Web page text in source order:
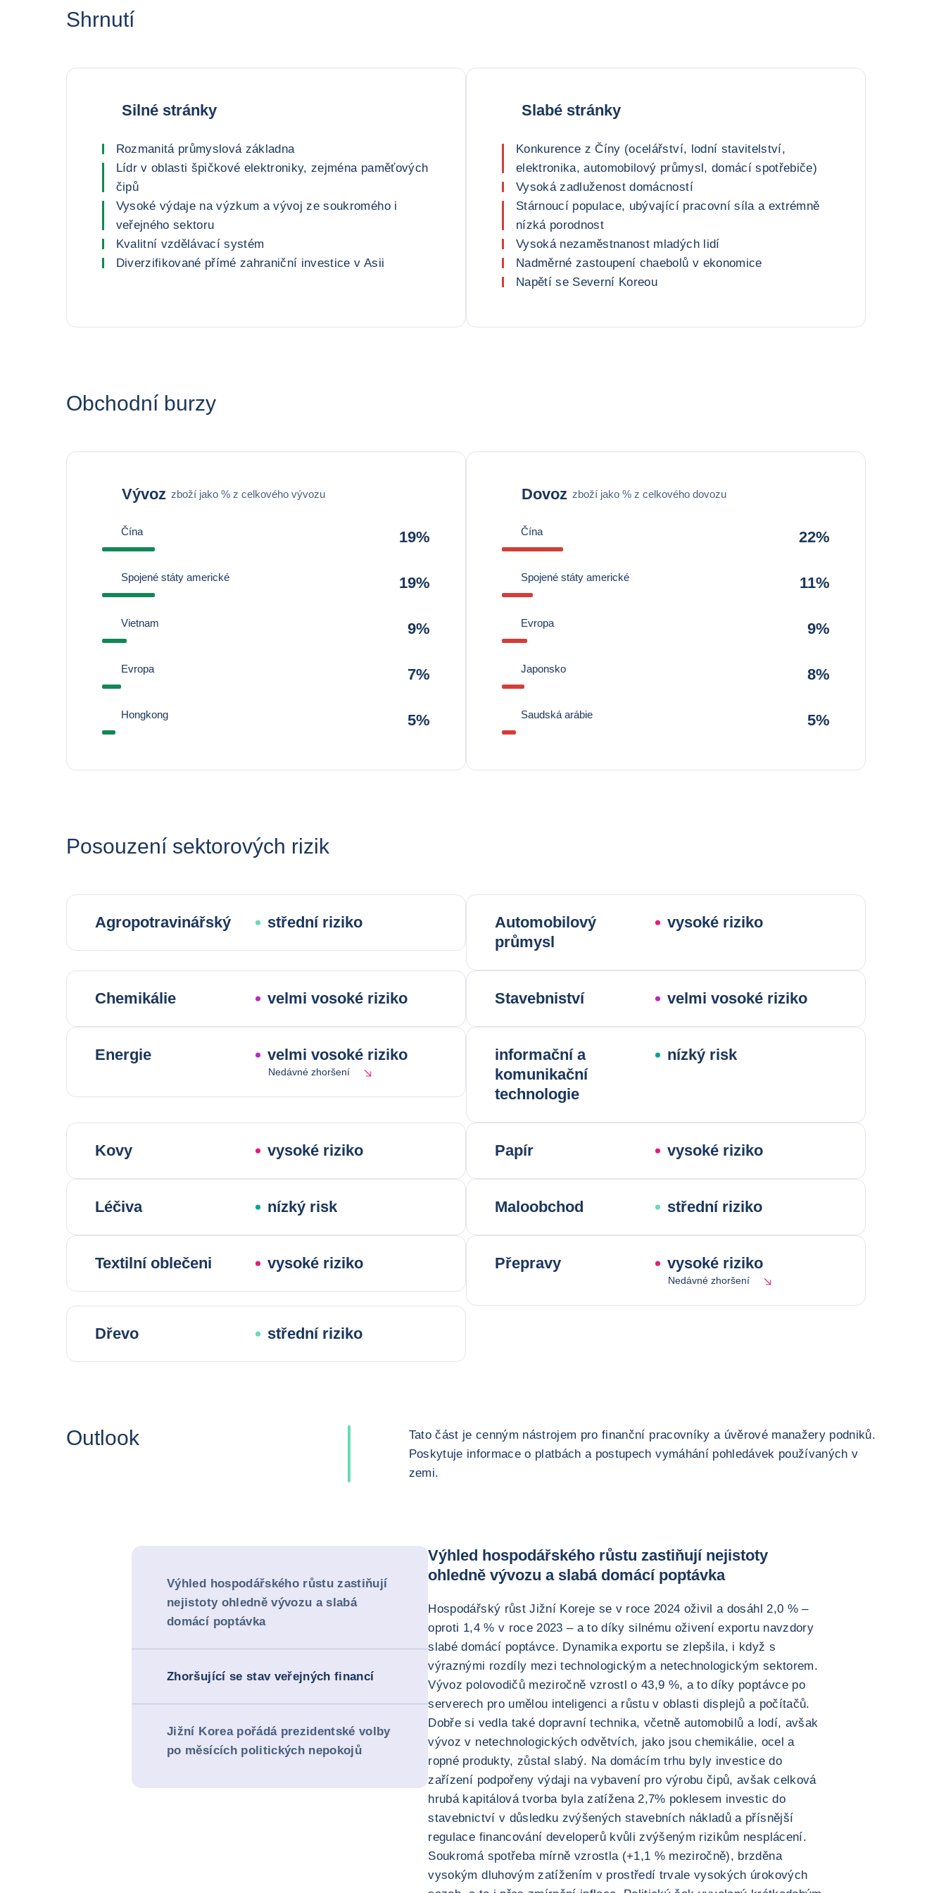
Shrnutí
Silné stránky
Rozmanitá průmyslová základna
Lídr v oblasti špičkové elektroniky, zejména paměťových
čipů
Vysoké výdaje na výzkum a vývoj ze soukromého i
veřejného sektoru
Kvalitní vzdělávací systém
Diverzifikované přímé zahraniční investice v Asii
Slabé stránky
Konkurence z Číny (ocelářství, lodní stavitelství,
elektronika, automobilový průmysl, domácí spotřebiče)
Vysoká zadluženost domácností
Stárnoucí populace, ubývající pracovní síla a extrémně
nízká porodnost
Vysoká nezaměstnanost mladých lidí
Nadměrné zastoupení chaebolů v ekonomice
Napětí se Severní Koreou
Obchodní burzy
Vývoz zboží jako % z celkového vývozu
Čína 19%
Spojené státy americké 19%
Vietnam 9%
Evropa 7%
Hongkong 5%
Dovoz zboží jako % z celkového dovozu
Čína 22%
Spojené státy americké 11%
Evropa 9%
Japonsko 8%
Saudská arábie 5%
Posouzení sektorových rizik
Agropotravinářský střední riziko
Automobilový
průmysl
vysoké riziko
Chemikálie velmi vosoké riziko Stavebniství velmi vosoké riziko
Energie velmi vosoké riziko
Nedávné zhoršení
informační a
komunikační
technologie
nízký risk
Kovy vysoké riziko Papír vysoké riziko
Léčiva nízký risk Maloobchod střední riziko
Textilní oblečeni vysoké riziko Přepravy vysoké riziko
Nedávné zhoršení
Dřevo střední riziko
Outlook
Tato část je cenným nástrojem pro finanční pracovníky a úvěrové manažery podniků.
Poskytuje informace o platbách a postupech vymáhání pohledávek používaných v
zemi.
Výhled hospodářského růstu zastiňují
nejistoty ohledně vývozu a slabá
domácí poptávka
Zhoršující se stav veřejných financí
Jižní Korea pořádá prezidentské volby
po měsících politických nepokojů
Výhled hospodářského růstu zastiňují nejistoty
ohledně vývozu a slabá domácí poptávka
Hospodářský růst Jižní Koreje se v roce 2024 oživil a dosáhl 2,0 % –
oproti 1,4 % v roce 2023 – a to díky silnému oživení exportu navzdory
slabé domácí poptávce. Dynamika exportu se zlepšila, i když s
výraznými rozdíly mezi technologickým a netechnologickým sektorem.
Vývoz polovodičů meziročně vzrostl o 43,9 %, a to díky poptávce po
serverech pro umělou inteligenci a růstu v oblasti displejů a počítačů.
Dobře si vedla také dopravní technika, včetně automobilů a lodí, avšak
vývoz v netechnologických odvětvích, jako jsou chemikálie, ocel a
ropné produkty, zůstal slabý. Na domácím trhu byly investice do
zařízení podpořeny výdaji na vybavení pro výrobu čipů, avšak celková
hrubá kapitálová tvorba byla zatížena 2,7% poklesem investic do
stavebnictví v důsledku zvýšených stavebních nákladů a přísnější
regulace financování developerů kvůli zvýšeným rizikům nesplácení.
Soukromá spotřeba mírně vzrostla (+1,1 % meziročně), brzděna
vysokým dluhovým zatížením v prostředí trvale vysokých úrokových